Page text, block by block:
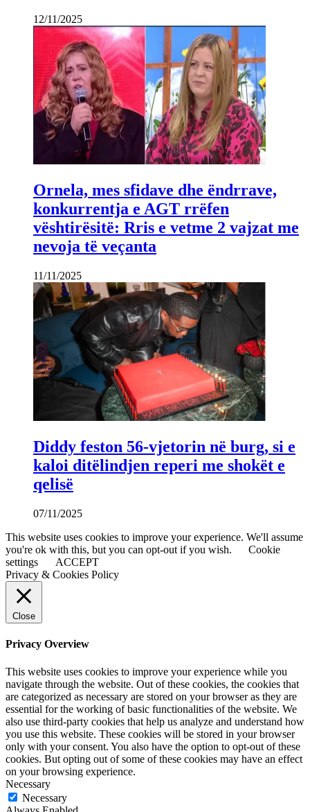
12/11/2025
Ornela, mes sfidave dhe ëndrrave,
konkurrentja e AGT rrëfen
vështirësitë: Rris e vetme 2 vajzat me
nevoja të veçanta
11/11/2025
Diddy feston 56-vjetorin në burg, si e
kaloi ditëlindjen reperi me shokët e
qelisë
07/11/2025
This website uses cookies to improve your experience. We'll assume
you're ok with this, but you can opt-out if you wish.
Cookie
settings
ACCEPT
Privacy & Cookies Policy
Close
Privacy Overview
This website uses cookies to improve your experience while you
navigate through the website. Out of these cookies, the cookies that
are categorized as necessary are stored on your browser as they are
essential for the working of basic functionalities of the website. We
also use third-party cookies that help us analyze and understand how
you use this website. These cookies will be stored in your browser
only with your consent. You also have the option to opt-out of these
cookies. But opting out of some of these cookies may have an effect
on your browsing experience.
Necessary
Necessary